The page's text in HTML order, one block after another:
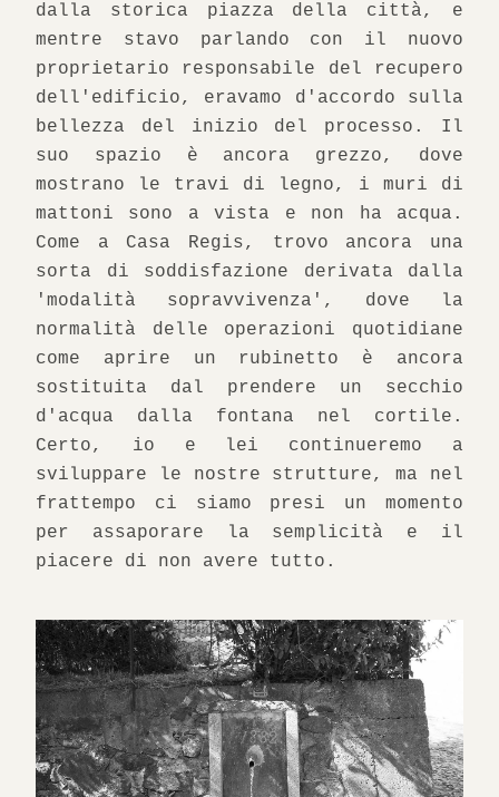
dalla storica piazza della città, e
mentre stavo parlando con il nuovo
proprietario responsabile del recupero
dell'edificio, eravamo d'accordo sulla
bellezza del inizio del processo. Il
suo spazio è ancora grezzo, dove
mostrano le travi di legno, i muri di
mattoni sono a vista e non ha acqua.
Come a Casa Regis, trovo ancora una
sorta di soddisfazione derivata dalla
'modalità sopravvivenza', dove la
normalità delle operazioni quotidiane
come aprire un rubinetto è ancora
sostituita dal prendere un secchio
d'acqua dalla fontana nel cortile.
Certo, io e lei continueremo a
sviluppare le nostre strutture, ma nel
frattempo ci siamo presi un momento
per assaporare la semplicità e il
piacere di non avere tutto.